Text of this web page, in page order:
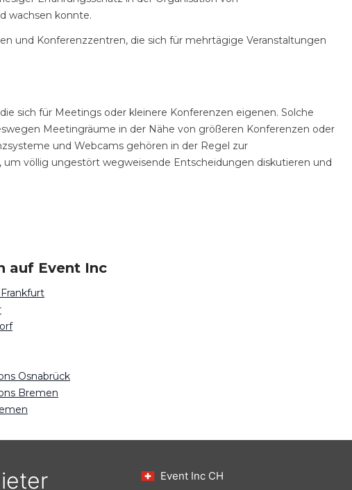
wachsen konnte.
und Konferenzzentren, die sich für mehrtägige Veranstaltungen
sich für Meetings oder kleinere Konferenzen eigenen. Solche
Meetingräume in der Nähe von größeren Konferenzen oder
und Webcams gehören in der Regel zur
völlig ungestört wegweisende Entscheidungen diskutieren und
auf Event Inc
Osnabrück
Bremen
Event Inc CH